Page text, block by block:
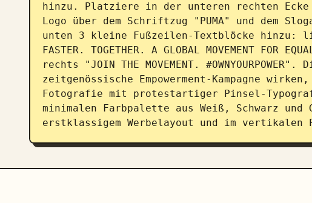
hinzu. Platziere in der unteren rechten Ecke
Logo über dem Schriftzug "PUMA" und dem
unten 3 kleine Fußzeilen-Textblöcke hinzu:
FASTER. TOGETHER. A GLOBAL MOVEMENT FOR
rechts "JOIN THE MOVEMENT.
zeitgenössische Empowerment-Kampagne
Fotografie mit protestartiger Pinsel-
minimalen Farbpalette aus Weiß, Schwarz
erstklassigem Werbelayout und im vertikalen